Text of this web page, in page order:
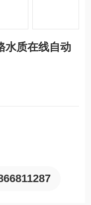
水质在线自动